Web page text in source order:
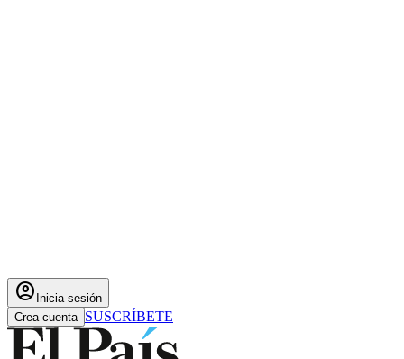
account_circle Inicia sesión
Crea cuenta SUSCRÍBETE